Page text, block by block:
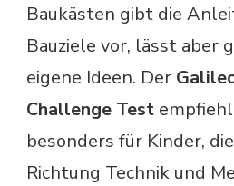
Baukästen gibt die
Bauziele vor, lässt aber
eigene Ideen. Der
Challenge Test
besonders für Kinder,
Richtung Technik und